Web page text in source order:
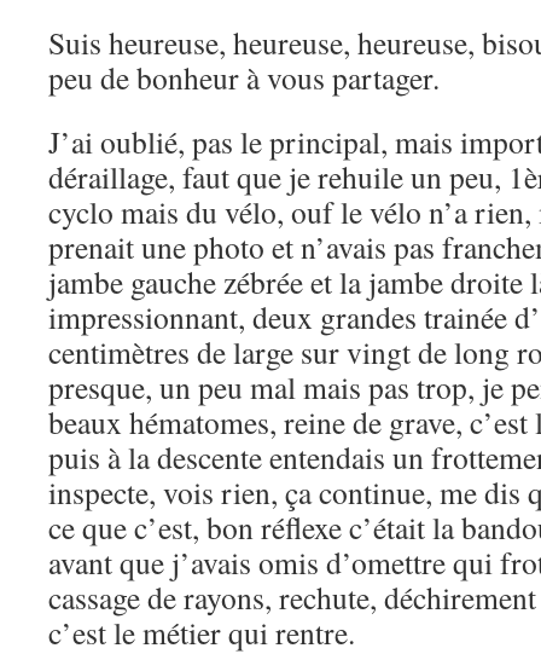
Suis heureuse, heureuse, heureuse,
peu de bonheur à vous partager.
J’ai oublié, pas le principal, mais
déraillage, faut que je rehuile un peu,
cyclo mais du vélo, ouf le vélo n’a
prenait une photo et n’avais pas
jambe gauche zébrée et la jambe droite
impressionnant, deux grandes trainée
centimètres de large sur vingt de long
presque, un peu mal mais pas trop, je
beaux hématomes, reine de grave,
puis à la descente entendais un
inspecte, vois rien, ça continue, me dis
ce que c’est, bon réflexe c’était la
avant que j’avais omis d’omettre qui
cassage de rayons, rechute,
c’est le métier qui rentre.